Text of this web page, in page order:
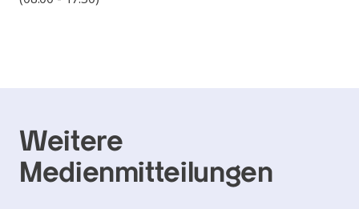
Weitere
Medienmitteilungen